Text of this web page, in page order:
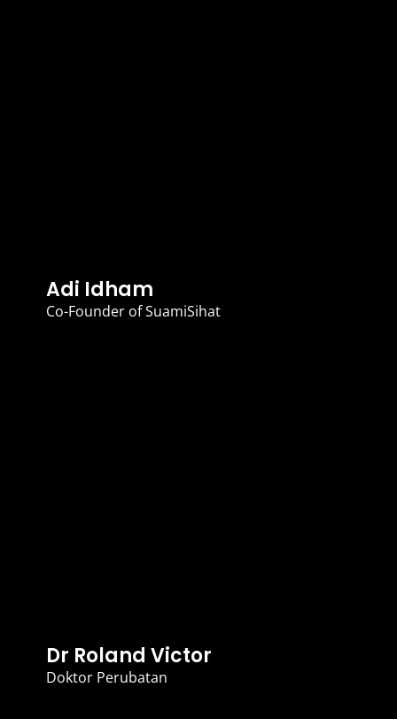
Adi Idham
Co-Founder of SuamiSihat
Dr Roland Victor
Doktor Perubatan